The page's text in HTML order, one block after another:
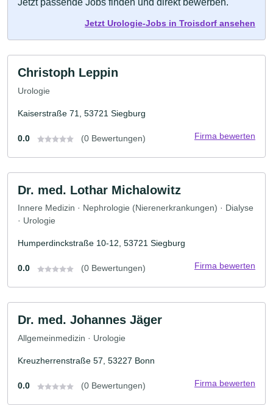
Jetzt passende Jobs finden und direkt bewerben.
Jetzt Urologie-Jobs in Troisdorf ansehen
Christoph Leppin
Urologie
Kaiserstraße 71, 53721 Siegburg
0.0 (0 Bewertungen) Firma bewerten
Dr. med. Lothar Michalowitz
Innere Medizin · Nephrologie (Nierenerkrankungen) · Dialyse
· Urologie
Humperdinckstraße 10-12, 53721 Siegburg
0.0 (0 Bewertungen) Firma bewerten
Dr. med. Johannes Jäger
Allgemeinmedizin · Urologie
Kreuzherrenstraße 57, 53227 Bonn
0.0 (0 Bewertungen) Firma bewerten